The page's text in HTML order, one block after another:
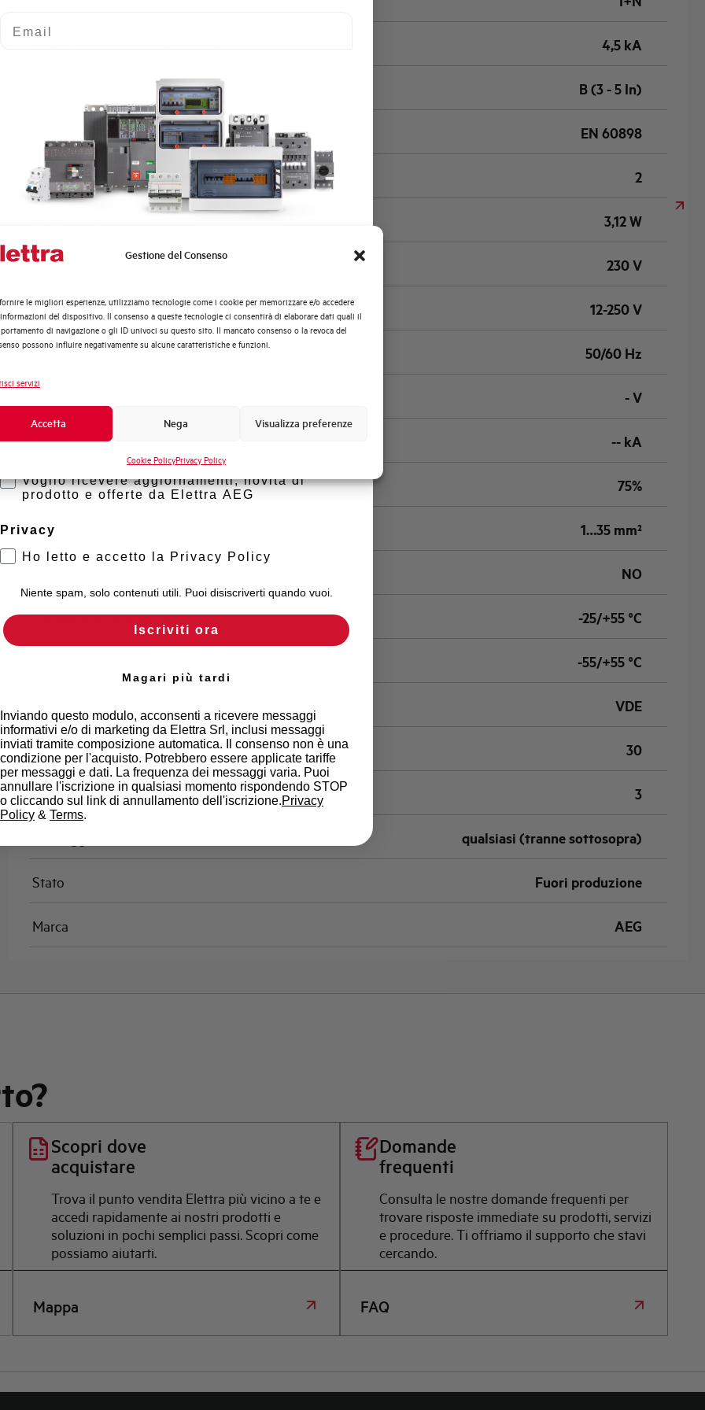
Gestione del Consenso
le migliori esperienze, utilizziamo tecnologie come i cookie per memorizzare e/o accedere
del dispositivo. Il consenso a queste tecnologie ci consentirà di elaborare dati quali il
di navigazione o gli ID univoci su questo sito. Il mancato consenso o la revoca del
possono influire negativamente su alcune caratteristiche e funzioni.
servizi
Accetta Nega Visualizza preferenze
Cookie PolicyPrivacy Policy
4,5 kA
B (3 - 5 In)
EN 60898
Numero moduli 2
3,12 W
Tensione nominale Ue AC 230 V
Tensione di impiego min-max AC 12-250 V
Frequenza 50/60 Hz
- V
Capacità di rottura EN60947-2 Icu a 400V -- kA
Capacità di rottura di servizio Ics (%Icu) 75%
Capacità dei terminali 1…35 mm²
NO
Temperatura di impiego -25/+55 °C
-55/+55 °C
VDE
Temperatura di riferimento (°C) 30
Classe di limitazione 3
qualsiasi (tranne sottosopra)
Stato Fuori produzione
Marca AEG
Scopri dove
acquistare
Trova il punto vendita Elettra più vicino a te e
accedi rapidamente ai nostri prodotti e
soluzioni in pochi semplici passi. Scopri come
possiamo aiutarti.
Mappa
Domande
frequenti
Consulta le nostre domande frequenti per
trovare risposte immediate su prodotti, servizi
e procedure. Ti offriamo il supporto che stavi
cercando.
FAQ
Quali argomenti ti interessano di più?
Automazione Industriale
Fotovoltaico
Sistema Quadri
Formazione tecnica
Voglio ricevere aggiornamenti, novità di
prodotto e offerte da Elettra AEG
Privacy
Ho letto e accetto la Privacy Policy
Niente spam, solo contenuti utili. Puoi disiscriverti quando vuoi.
Iscriviti ora
Magari più tardi
Inviando questo modulo, acconsenti a ricevere messaggi
informativi e/o di marketing da Elettra Srl, inclusi messaggi
inviati tramite composizione automatica. Il consenso non è una
condizione per l'acquisto. Potrebbero essere applicate tariffe
per messaggi e dati. La frequenza dei messaggi varia. Puoi
annullare l'iscrizione in qualsiasi momento rispondendo STOP
o cliccando sul link di annullamento dell'iscrizione.Privacy
Policy & Terms.